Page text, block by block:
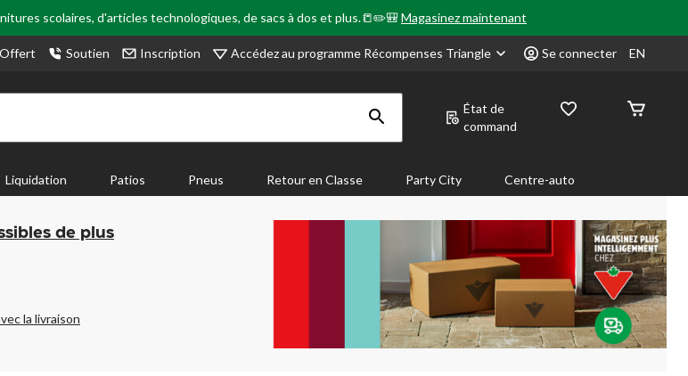
scolaires, d'articles technologiques, de sacs à dos et plus.📒✏️🎒Magasinez maintenant
Soutien Inscription Accédez au programme Récompenses Triangle Se connecter EN
État de
command
Liquidation Patios Pneus Retour en Classe Party City Centre-auto
de plus
la livraison